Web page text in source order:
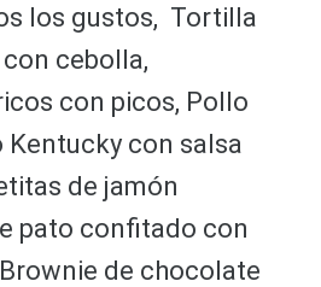
los gustos, Tortilla
cebolla,
con picos, Pollo
con salsa
de jamón
pato confitado con
de chocolate